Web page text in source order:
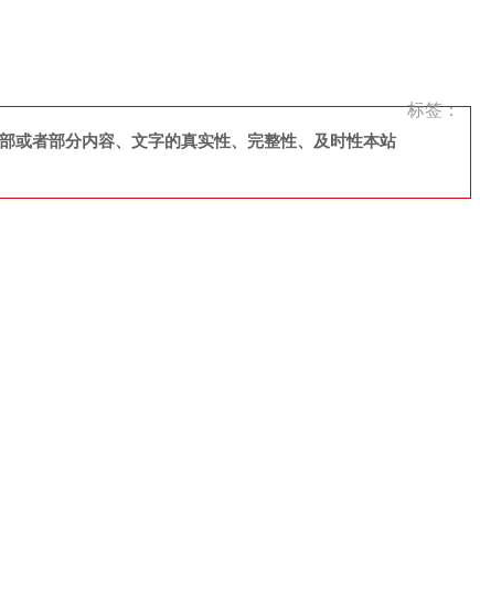
标签：
或者部分内容、文字的真实性、完整性、及时性本站